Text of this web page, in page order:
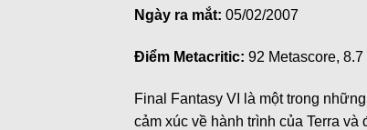
Ngày ra mắt: 05/02/2007
Điểm Metacritic: 92 Metascore,
Final Fantasy VI là một trong
cảm xúc về hành trình của Terra